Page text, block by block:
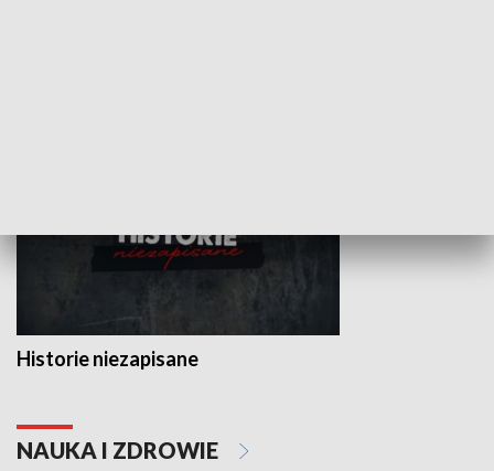
Historie niezapisane
NAUKA I ZDROWIE